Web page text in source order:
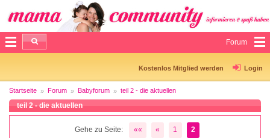
Forum
Kostenlos Mitglied werden Login
Startseite Forum Babyforum teil 2 - die aktuellen
teil 2 - die aktuellen
Gehe zu Seite: «« « 1 2